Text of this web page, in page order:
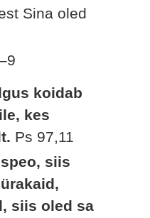
Sina oled
koidab
kes
Ps 97,11
siis
siis oled sa